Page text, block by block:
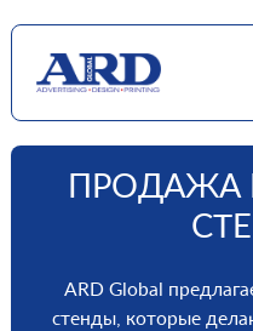
ПРОДАЖА
ARD Global
стенды, которые